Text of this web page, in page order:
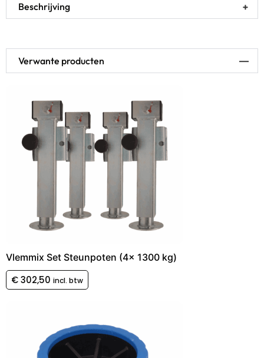
Beschrijving
Verwante producten
Vlemmix Set Steunpoten (4x 1300 kg)
€302,50 incl. btw